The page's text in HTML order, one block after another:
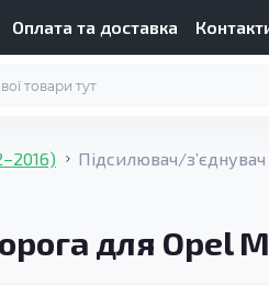
Оплата та доставка
Підсилювач/
для Opel